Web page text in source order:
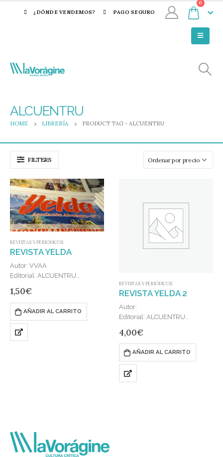
¿DÓNDE VENDEMOS? PAGO SEGURO
0
ALCUENTRU
HOME LIBRERÍA PRODUCT TAG - ALCUENTRU
FILTERS
REVISTAS Y PERIÓDICOS
REVISTA YELDA
Autor: VVAA
Editorial: ALCUENTRU
ISBN: 9789200060779
En este primer número se
abordarán temas como el
patrimonio lingüístico de la
comarca de Liébana, un
1,50€
AÑADIR AL CARRITO
REVISTAS Y PERIÓDICOS
REVISTA YELDA 2
Autor:
Editorial: ALCUENTRU
ISBN: 9789200110917
4,00€
AÑADIR AL CARRITO